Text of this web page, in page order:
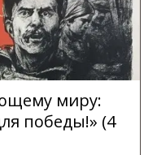
миру:
победы!» (4